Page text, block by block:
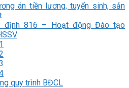
án tiền lương, tuyển sinh, sản
định 816 – Hoạt động Đào tạo
quy trình BĐCL